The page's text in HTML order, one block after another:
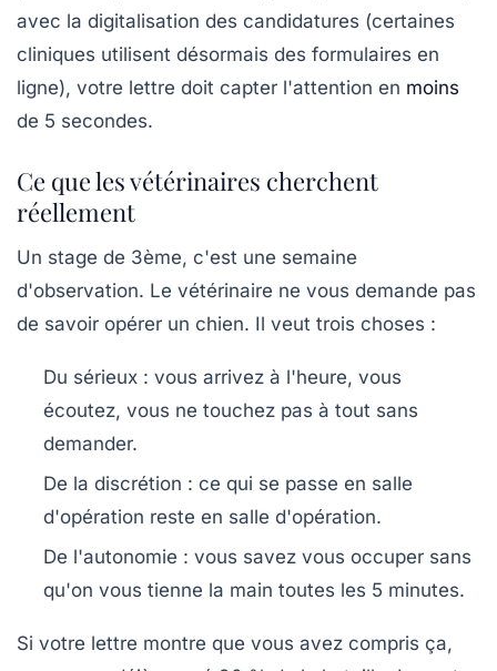
avec la digitalisation des candidatures (certaines
cliniques utilisent désormais des formulaires en
ligne), votre lettre doit capter l'attention en moins
de 5 secondes.
Ce que les vétérinaires cherchent
réellement
Un stage de 3ème, c'est une semaine
d'observation. Le vétérinaire ne vous demande pas
de savoir opérer un chien. Il veut trois choses :
Du sérieux : vous arrivez à l'heure, vous
écoutez, vous ne touchez pas à tout sans
demander.
De la discrétion : ce qui se passe en salle
d'opération reste en salle d'opération.
De l'autonomie : vous savez vous occuper sans
qu'on vous tienne la main toutes les 5 minutes.
Si votre lettre montre que vous avez compris ça,